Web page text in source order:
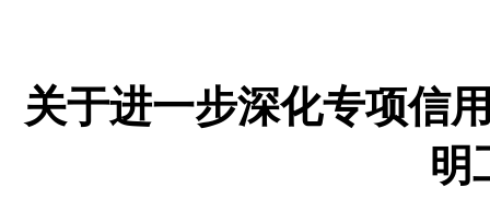
关于进一步深化专项信
明